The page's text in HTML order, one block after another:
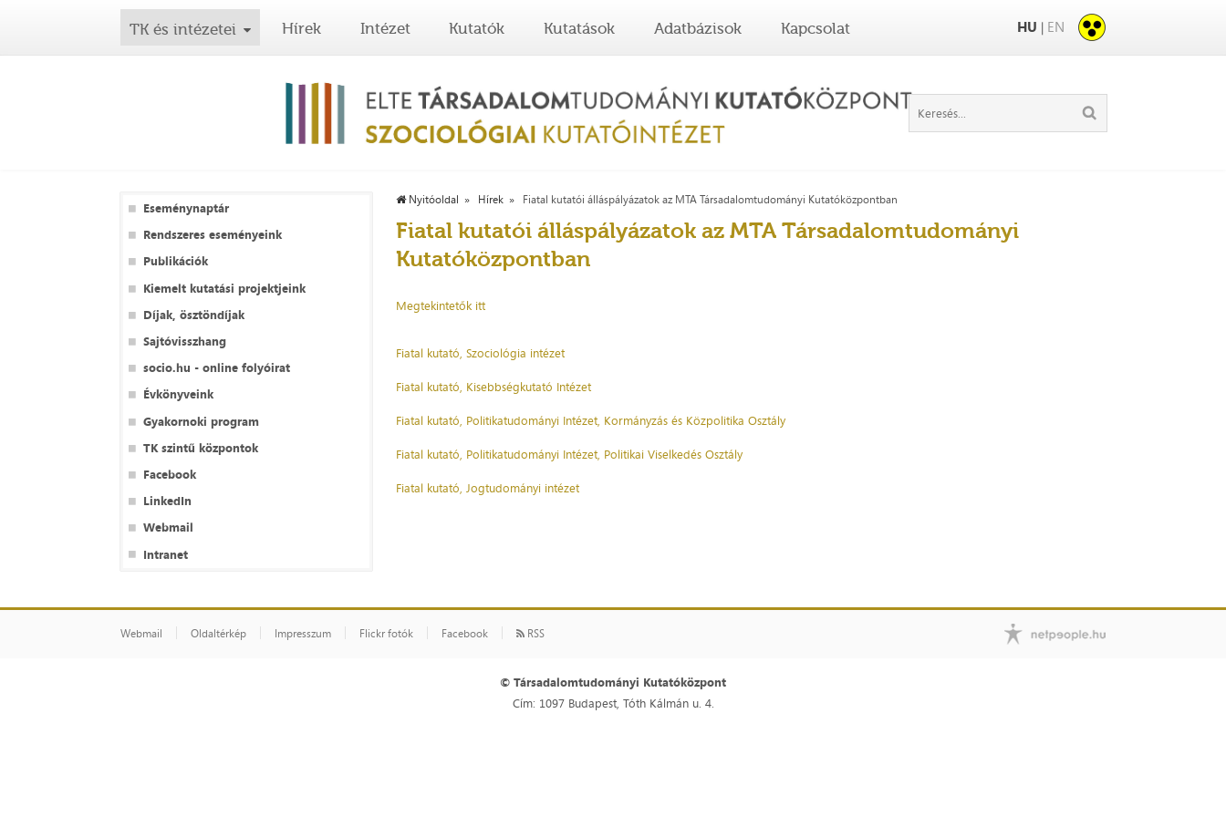
TK és intézetei Hírek Intézet Kutatók Kutatások Adatbázisok Kapcsolat HU | EN
Eseménynaptár
Rendszeres eseményeink
Publikációk
Kiemelt kutatási projektjeink
Díjak, ösztöndíjak
Sajtóvisszhang
socio.hu - online folyóirat
Évkönyveink
Gyakornoki program
TK szintű központok
Facebook
LinkedIn
Webmail
Intranet
Nyitóoldal Hírek Fiatal kutatói álláspályázatok az MTA Társadalomtudományi Kutatóközpontban
Fiatal kutatói álláspályázatok az MTA Társadalomtudományi
Kutatóközpontban
Megtekintetők itt
Fiatal kutató, Szociológia intézet
Fiatal kutató, Kisebbségkutató Intézet
Fiatal kutató, Politikatudományi Intézet, Kormányzás és Közpolitika Osztály
Fiatal kutató, Politikatudományi Intézet, Politikai Viselkedés Osztály
Fiatal kutató, Jogtudományi intézet
Webmail Oldaltérkép Impresszum Flickr fotók Facebook RSS
© Társadalomtudományi Kutatóközpont
Cím: 1097 Budapest, Tóth Kálmán u. 4.